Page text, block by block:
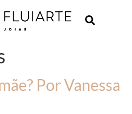
Por Vanessa